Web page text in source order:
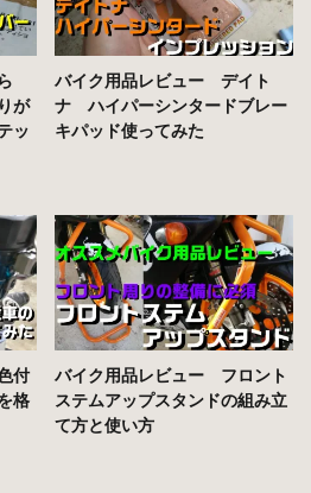
が
ッ
バイク用品レビュー デイト
ナ ハイパーシンタードブレー
キパッド使ってみた
付
格
バイク用品レビュー フロント
ステムアップスタンドの組み立
て方と使い方